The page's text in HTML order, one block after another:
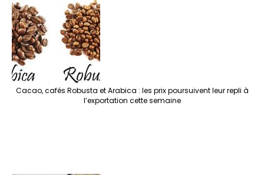
Cacao, cafés Robusta et Arabica : les prix poursuivent leur repli à
l’exportation cette semaine